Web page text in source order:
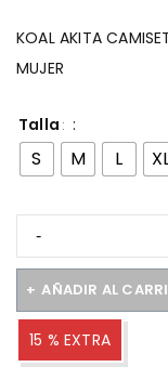
KOAL AKITA
MUJER
Talla
S M L
AÑADIR AL
15 % EXTRA